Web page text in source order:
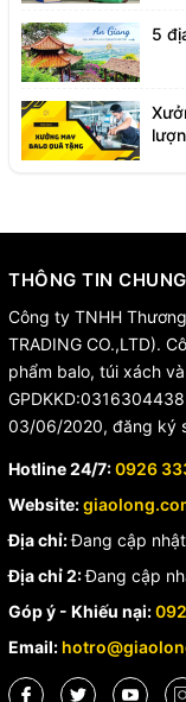
5
THÔNG TIN CHUNG
Công ty TNHH
TRADING CO.,LTD).
phẩm balo, túi xách
03/06/2020, đăng ký
Hotline 24/7:0926
Website:
Địa chỉ:Đang cập nhật
Địa chỉ 2:Đang cập
Góp ý - Khiếu nại:
Email: